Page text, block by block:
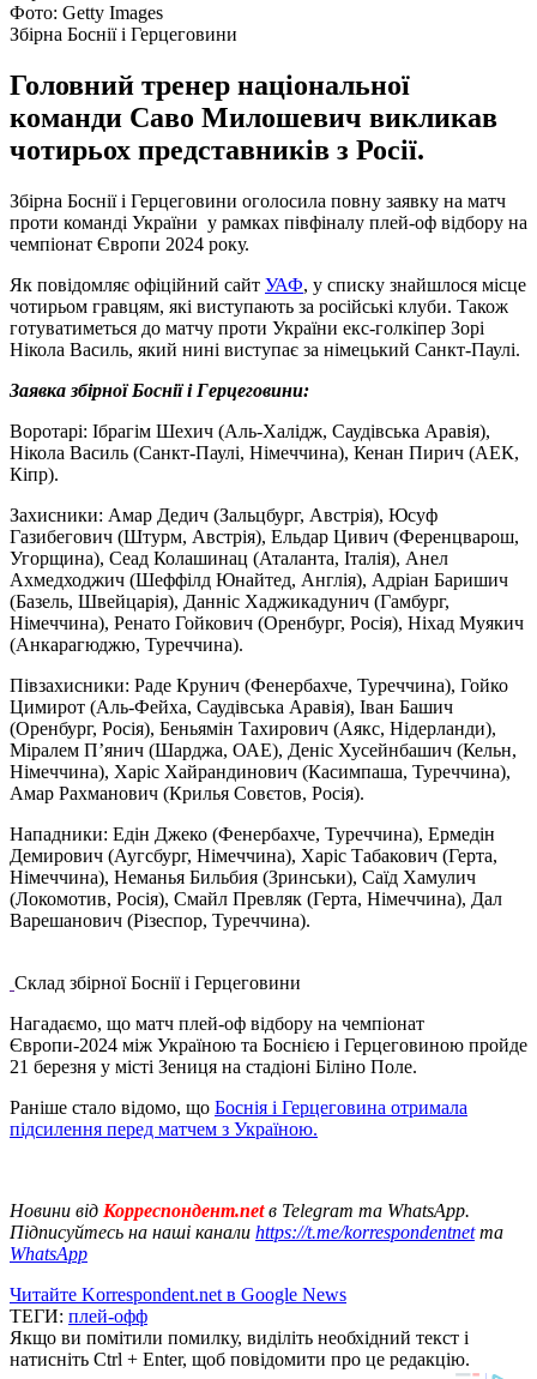
Фото: Getty Images
Збірна Боснії і Герцеговини
Головний тренер національної
команди Саво Милошевич викликав
чотирьох представників з Росії.
Збірна Боснії і Герцеговини оголосила повну заявку на матч
проти команді України у рамках півфіналу плей-оф відбору на
чемпіонат Європи 2024 року.
Як повідомляє офіційний сайт УАФ, у списку знайшлося місце
чотирьом гравцям, які виступають за російські клуби. Також
готуватиметься до матчу проти України екс-голкіпер Зорі
Нікола Василь, який нині виступає за німецький Санкт-Паулі.
Заявка збірної Боснії і Герцеговини:
Воротарі: Ібрагім Шехич (Аль-Халідж, Саудівська Аравія),
Нікола Василь (Санкт-Паулі, Німеччина), Кенан Пирич (АЕК,
Кіпр).
Захисники: Амар Дедич (Зальцбург, Австрія), Юсуф
Газибегович (Штурм, Австрія), Ельдар Цивич (Ференцварош,
Угорщина), Сеад Колашинац (Аталанта, Італія), Анел
Ахмедходжич (Шеффілд Юнайтед, Англія), Адріан Баришич
(Базель, Швейцарія), Данніс Хаджикадунич (Гамбург,
Німеччина), Ренато Гойкович (Оренбург, Росія), Ніхад Муякич
(Анкарагюджю, Туреччина).
Півзахисники: Раде Крунич (Фенербахче, Туреччина), Гойко
Цимирот (Аль-Фейха, Саудівська Аравія), Іван Башич
(Оренбург, Росія), Беньямін Тахирович (Аякс, Нідерланди),
Міралем П’янич (Шарджа, ОАЕ), Деніс Хусейнбашич (Кельн,
Німеччина), Харіс Хайрандинович (Касимпаша, Туреччина),
Амар Рахманович (Крилья Совєтов, Росія).
Нападники: Едін Джеко (Фенербахче, Туреччина), Ермедін
Демирович (Аугсбург, Німеччина), Харіс Табакович (Герта,
Німеччина), Неманья Бильбия (Зринськи), Саїд Хамулич
(Локомотив, Росія), Смайл Превляк (Герта, Німеччина), Дал
Варешанович (Різеспор, Туреччина).
Склад збірної Боснії і Герцеговини
Нагадаємо, що матч плей-оф відбору на чемпіонат
Європи-2024 між Україною та Боснією і Герцеговиною пройде
21 березня у місті Зениця на стадіоні Біліно Поле.
Раніше стало відомо, що Боснія і Герцеговина отримала
підсилення перед матчем з Україною.
Новини від Корреспондент.netв Telegram та WhatsApp.
Підписуйтесь на наші канали https://t.me/korrespondentnetта
WhatsApp
Читайте Korrespondent.net в Google News
ТЕГИ: плей-офф
Якщо ви помітили помилку, виділіть необхідний текст і
натисніть Ctrl + Enter, щоб повідомити про це редакцію.